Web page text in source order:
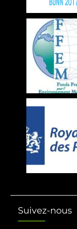
Suivez-nous